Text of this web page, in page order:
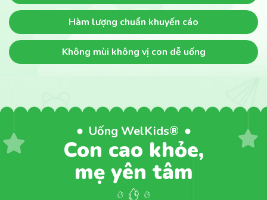
Hàm lượng chuẩn khuyến cáo
Không mùi không vị con dễ uống
Uống WelKids®
Con cao khỏe,
mẹ yên tâm